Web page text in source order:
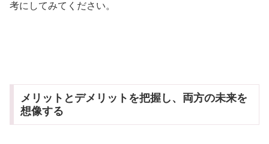
考にしてみてください。
メリットとデメリットを把握し、両方の未来を
想像する